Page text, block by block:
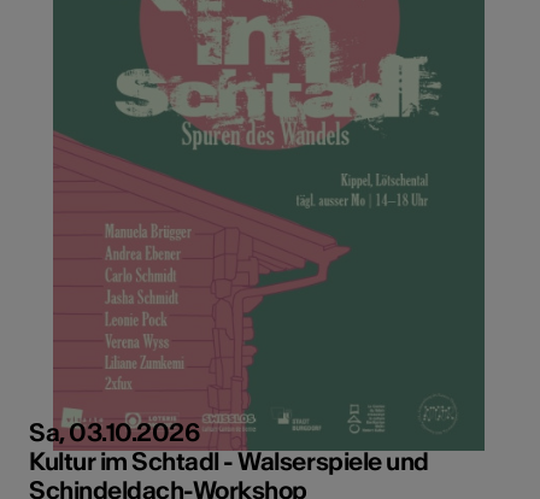
Sa, 03.10.2026
Kultur im Schtadl - Walserspiele und
Schindeldach-Workshop